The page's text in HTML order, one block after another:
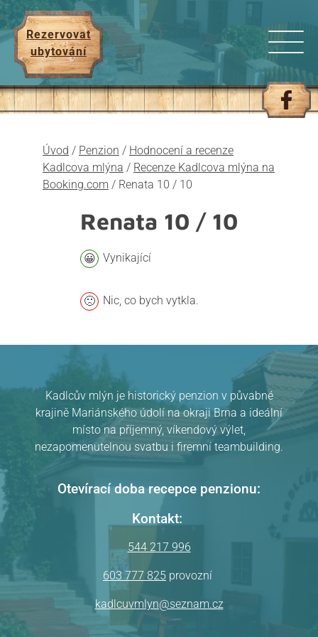
Rezervovat
ubytování
Pension Kadlcův mlýn v Brně hodnocení
Úvod / Penzion / Hodnocení a recenze
Kadlcova mlýna / Recenze Kadlcova mlýna na
Booking.com / Renata 10 / 10
Renata 10 / 10
Vynikající
Nic, co bych vytkla.
Kadlcův mlýn je historický penzion v půvabné
krajině Mariánského údolí na okraji Brna a ideální
místo na příjemný, víkendový výlet,
nezapomenutelnou svatbu i firemní teambuilding.
Otevírací doba recepce penzionu:
Kontakt:
544 217 996
603 777 825 provozní
kadlcuvmlyn@seznam.cz